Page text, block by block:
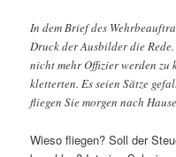
In dem Brief des
Druck der Ausbilder die
nicht mehr Offizier werden zu
kletterten. Es seien Sätze
fliegen Sie morgen nach
Wieso fliegen? Soll der